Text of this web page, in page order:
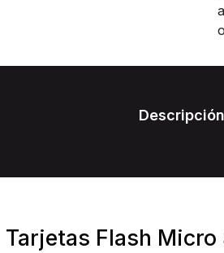
Descripción
Tarjetas Flash Micro